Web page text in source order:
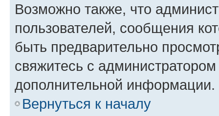
Возможно также, что
пользователей, сообщения
быть предварительно
свяжитесь с
дополнительной информации.
Вернуться к началу